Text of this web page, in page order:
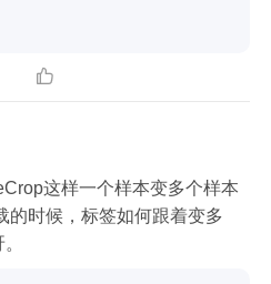

这样一个样本变多个样本
的时候，标签如何跟着变多